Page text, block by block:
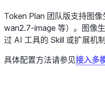
Token Plan 团队版支持图
wan2.7-image 等）。图像
过 AI 工具的 Skill 或扩展机制
具体配置方法请参见接入多